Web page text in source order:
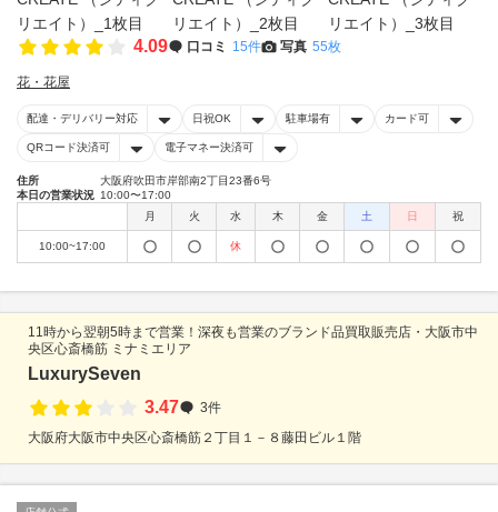
4.09 口コミ 15件 写真 55枚
花・花屋
配達・デリバリー対応 日祝OK 駐車場有 カード可
QRコード決済可 電子マネー決済可
住所
大阪府吹田市岸部南2丁目23番6号
本日の営業状況 10:00〜17:00
月
火 水 木 金 土 日 祝
10:00~17:00 休
11時から翌朝5時まで営業！深夜も営業のブランド品買取販売店・大阪市中
央区心斎橋筋 ミナミエリア
LuxurySeven
3.47
3件
大阪府大阪市中央区心斎橋筋２丁目１－８藤田ビル１階